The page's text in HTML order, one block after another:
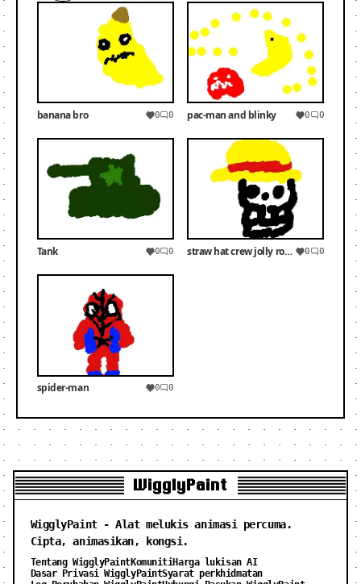
banana bro 0 0 pac-man and blinky 0 0
Tank 0 0 straw hat crew jolly roger 0 0
spider-man 0 0
WigglyPaint
WigglyPaint - Alat melukis animasi percuma.
Cipta, animasikan, kongsi.
Tentang WigglyPaintKomunitiHarga lukisan AI
Dasar Privasi WigglyPaintSyarat perkhidmatan